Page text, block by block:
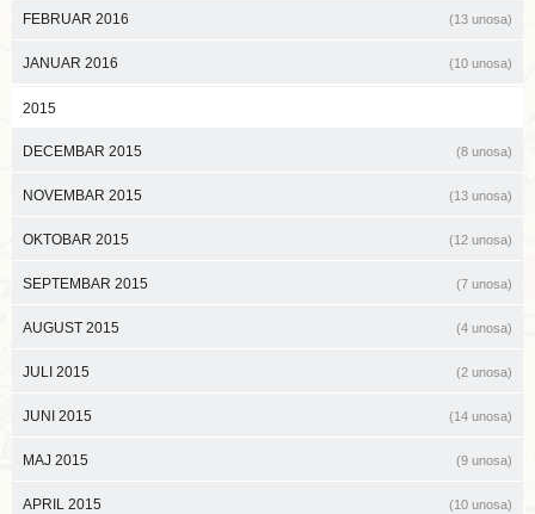
FEBRUAR 2016 (13 unosa)
JANUAR 2016 (10 unosa)
2015
DECEMBAR 2015 (8 unosa)
NOVEMBAR 2015 (13 unosa)
OKTOBAR 2015 (12 unosa)
SEPTEMBAR 2015 (7 unosa)
AUGUST 2015 (4 unosa)
JULI 2015 (2 unosa)
JUNI 2015 (14 unosa)
MAJ 2015 (9 unosa)
APRIL 2015 (10 unosa)